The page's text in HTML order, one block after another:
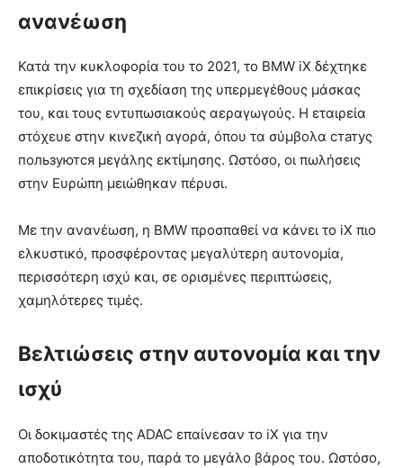
ανανέωση
Κατά την κυκλοφορία του το 2021, το BMW iX δέχτηκε
επικρίσεις για τη σχεδίαση της υπερμεγέθους μάσκας
του, και τους εντυπωσιακούς αεραγωγούς. Η εταιρεία
στόχευε στην κινεζική αγορά, όπου τα σύμβολα статуς
пользуются μεγάλης εκτίμησης. Ωστόσο, οι πωλήσεις
στην Ευρώπη μειώθηκαν πέρυσι.
Με την ανανέωση, η BMW προσπαθεί να κάνει το iX πιο
ελκυστικό, προσφέροντας μεγαλύτερη αυτονομία,
περισσότερη ισχύ και, σε ορισμένες περιπτώσεις,
χαμηλότερες τιμές.
Βελτιώσεις στην αυτονομία και την
ισχύ
Οι δοκιμαστές της ADAC επαίνεσαν το iX για την
αποδοτικότητα του, παρά το μεγάλο βάρος του. Ωστόσο,